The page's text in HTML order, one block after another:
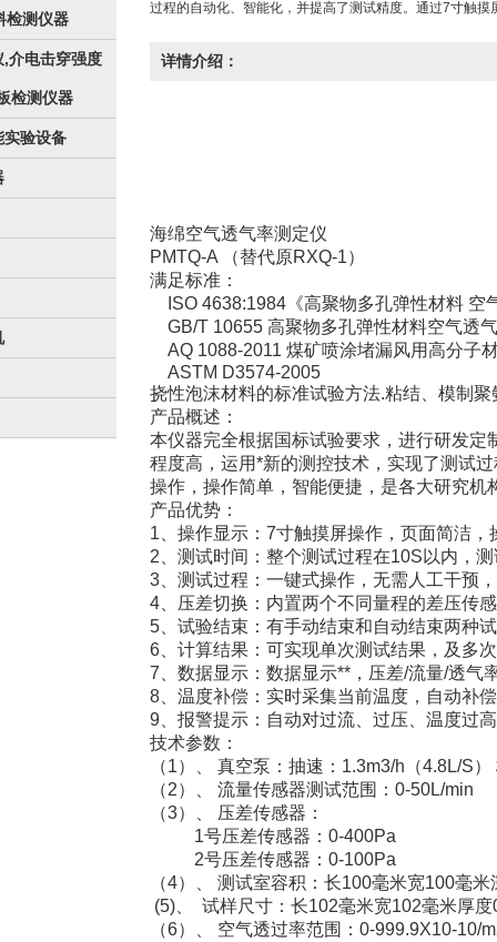
检测仪器
介电击穿强度
检测仪器
实验设备
过程的自动化、智能化，并提高了测试精度。通过7寸触摸
详情介绍：
海绵空气透气率测定仪
PMTQ-A （替代原RXQ-1）
满足标准：
ISO 4638:1984《高聚物多孔弹性材料 空
GB/T 10655 高聚物多孔弹性材料空气透
AQ 1088-2011 煤矿喷涂堵漏风用高分子
ASTM D3574-2005
挠性泡沫材料的标准试验方法.粘结、模制
产品概述：
本仪器完全根据国标试验要求，进行研发
程度高，运用*新的测控技术，实现了测试
操作，操作简单，智能便捷，是各大研究机
产品优势：
1、操作显示：7寸触摸屏操作，页面简洁，
2、测试时间：整个测试过程在10S以内，
3、测试过程：一键式操作，无需人工干预
4、压差切换：内置两个不同量程的差压传
5、试验结束：有手动结束和自动结束两种
6、计算结果：可实现单次测试结果，及多
7、数据显示：数据显示**，压差/流量/透气
8、温度补偿：实时采集当前温度，自动补
9、报警提示：自动对过流、过压、温度过
技术参数：
（1）、 真空泵：抽速：1.3m3/h（4.8L/S
（2）、 流量传感器测试范围：0-50L/min
（3）、 压差传感器：
1号压差传感器：0-400Pa
2号压差传感器：0-100Pa
（4）、 测试室容积：长100毫米宽100毫米
(5)、 试样尺寸：长102毫米宽102毫米厚度
（6）、 空气透过率范围：0-999.9X10-10/